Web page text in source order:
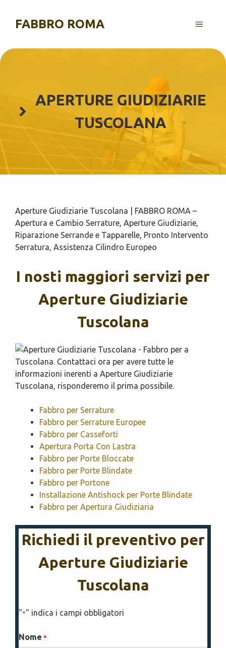
contenuto
FABBRO ROMA MENU
APERTURE GIUDIZIARIE
TUSCOLANA
Aperture Giudiziarie Tuscolana | FABBRO ROMA –
Apertura e Cambio Serrature, Aperture Giudiziarie,
Riparazione Serrande e Tapparelle, Pronto Intervento
Serratura, Assistenza Cilindro Europeo
I nosti maggiori servizi per
Aperture Giudiziarie
Tuscolana
Fabbro per Serrature
Fabbro per Serrature Europee
Fabbro per Casseforti
Apertura Porta Con Lastra
Fabbro per Porte Bloccate
Fabbro per Porte Blindate
Fabbro per Portone
Installazione Antishock per Porte Blindate
Fabbro per Apertura Giudiziaria
Richiedi il preventivo per
Aperture Giudiziarie
Tuscolana
"*" indica i campi obbligatori
Nome *